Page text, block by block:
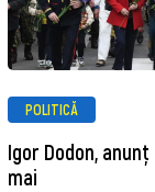
POLITICĂ
Igor Dodon,
mai